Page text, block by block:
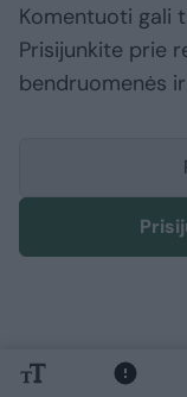
Komentuoti gali
Prisijunkite prie
bendruomenės